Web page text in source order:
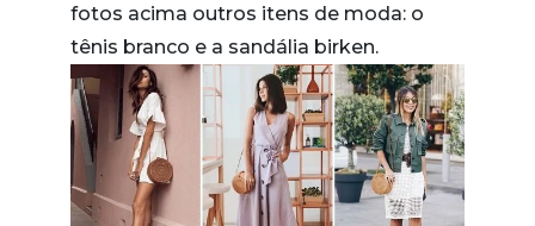
fotos acima outros itens de moda: o
tênis branco e a sandália birken.